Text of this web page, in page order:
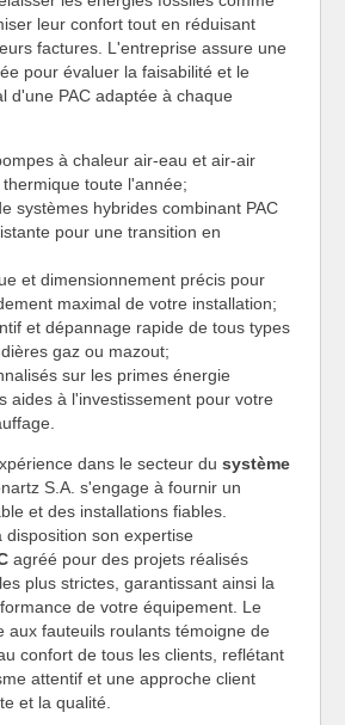
leur confort tout en réduisant
factures. L'entreprise assure une
pour évaluer la faisabilité et le
d'une PAC adaptée à chaque
à chaleur air-eau et air-air
toute l'année;
systèmes hybrides combinant PAC
pour une transition en
et dimensionnement précis pour
maximal de votre installation;
et dépannage rapide de tous types
gaz ou mazout;
sur les primes énergie
aides à l'investissement pour votre
dans le secteur du système
S.A. s'engage à fournir un
et des installations fiables.
disposition son expertise
agréé pour des projets réalisés
plus strictes, garantissant ainsi la
de votre équipement. Le
aux fauteuils roulants témoigne de
confort de tous les clients, reflétant
attentif et une approche client
et la qualité.